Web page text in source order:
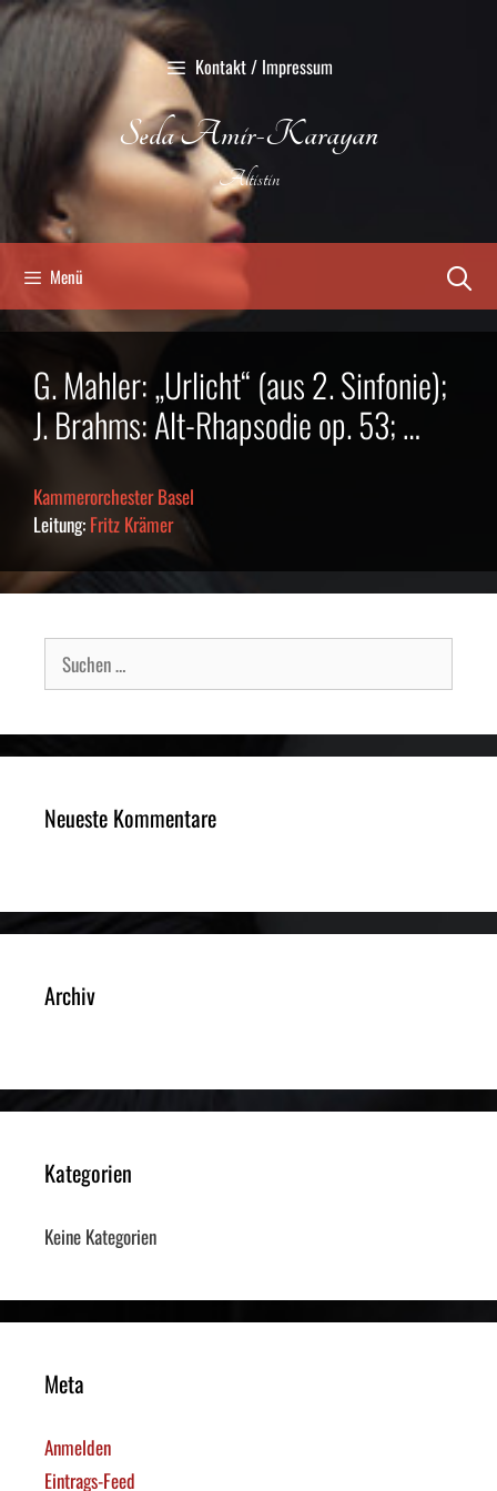
Zum
Inhalt
Kontakt / Impressum
Seda Amir-Karayan
Altistin
Menü
G. Mahler: „Urlicht“ (aus 2. Sinfonie);
J. Brahms: Alt-Rhapsodie op. 53; …
Kammerorchester Basel
Leitung: Fritz Krämer
Suche
nach:
Neueste Kommentare
Archiv
Kategorien
Keine Kategorien
Meta
Anmelden
Eintrags-Feed